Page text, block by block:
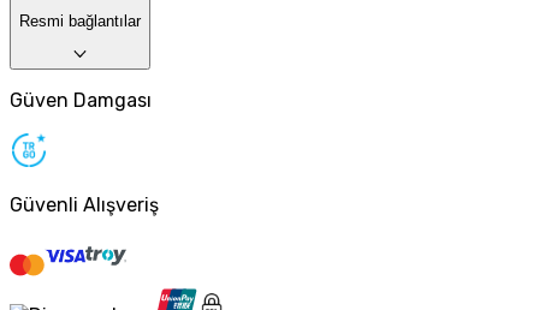
Resmi bağlantılar
Güven Damgası
Güvenli Alışveriş